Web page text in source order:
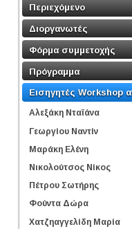
Περιεχόμενο
Διοργανωτές
Φόρμα συμμετοχής
Πρόγραμμα
Εισηγητές Workshop
Αλεξάκη Νταϊάνα
Γεωργίου Ναντίν
Μαράκη Ελένη
Νικολούτσος Νίκος
Πέτρου Σωτήρης
Φούντα Δώρα
Χατζηαγγελίδη Μαρία